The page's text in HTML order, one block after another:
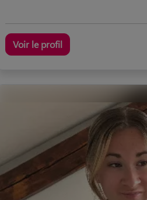
Voir le profil